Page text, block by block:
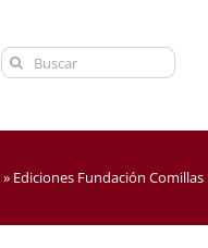
Buscar:
» Ediciones Fundación Comillas